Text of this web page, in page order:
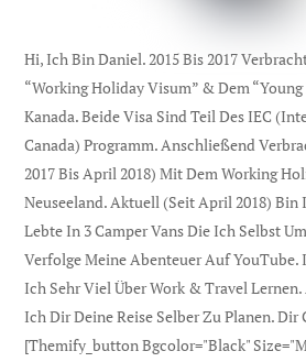
Hi, Ich Bin Daniel. 2015 Bis 2017
“Working Holiday Visum” & Dem
Kanada. Beide Visa Sind Teil Des IEC
Canada) Programm. Anschließend
2017 Bis April 2018) Mit Dem Working
Neuseeland. Aktuell (seit April 2018)
Lebte In 3 Camper Vans Die Ich Selbst
Verfolge Meine Abenteuer Auf
Ich Sehr Viel Über Work & Travel
Ich Dir Deine Reise Selber Zu Planen.
[themify_button Bgcolor="black"